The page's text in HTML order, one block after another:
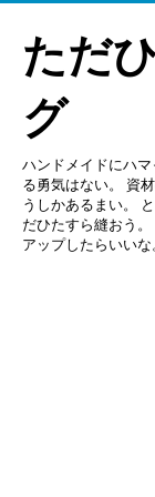
ただ
グ
ハンドメイドにハ
る勇気はない。 資
うしかあるまい。
だひたすら縫おう
アップしたらいいな